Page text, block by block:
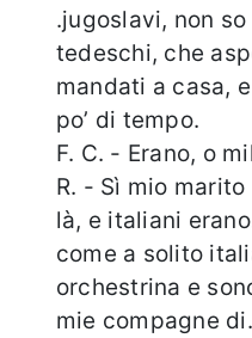
.jugoslavi, non
tedeschi, che
mandati a casa,
po’ di tempo.
F. C. - Erano, o
R. - Sì mio
là, e italiani
come a solito
orchestrina e
mie compagne